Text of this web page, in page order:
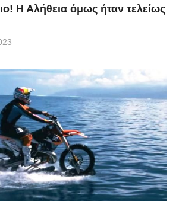
Η Αλήθεια όμως ήταν τελείως